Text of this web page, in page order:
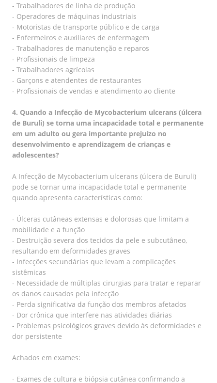
- Trabalhadores de linha de produção
- Operadores de máquinas industriais
- Motoristas de transporte público e de carga
- Enfermeiros e auxiliares de enfermagem
- Trabalhadores de manutenção e reparos
- Profissionais de limpeza
- Trabalhadores agrícolas
- Garçons e atendentes de restaurantes
- Profissionais de vendas e atendimento ao cliente
4. Quando a Infecção de Mycobacterium ulcerans (úlcera
de Buruli) se torna uma incapacidade total e permanente
em um adulto ou gera importante prejuízo no
desenvolvimento e aprendizagem de crianças e
adolescentes?
A Infecção de Mycobacterium ulcerans (úlcera de Buruli)
pode se tornar uma incapacidade total e permanente
quando apresenta características como:
- Úlceras cutâneas extensas e dolorosas que limitam a
mobilidade e a função
- Destruição severa dos tecidos da pele e subcutâneo,
resultando em deformidades graves
- Infecções secundárias que levam a complicações
sistêmicas
- Necessidade de múltiplas cirurgias para tratar e reparar
os danos causados pela infecção
- Perda significativa da função dos membros afetados
- Dor crônica que interfere nas atividades diárias
- Problemas psicológicos graves devido às deformidades e
dor persistente
Achados em exames:
- Exames de cultura e biópsia cutânea confirmando a